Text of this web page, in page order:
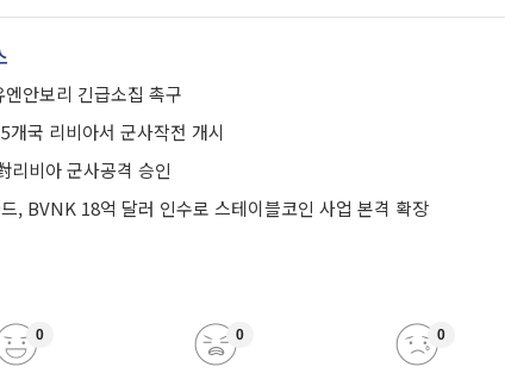
엔안보리 긴급소집 촉구
개국 리비아서 군사작전 개시
리비아 군사공격 승인
, BVNK 18억 달러 인수로 스테이블코인 사업 본격 확장
0 0 0